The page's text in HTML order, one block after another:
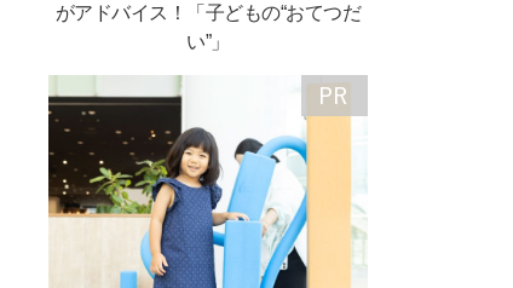
がアドバイス！「子どもの“おてつだ
い”」